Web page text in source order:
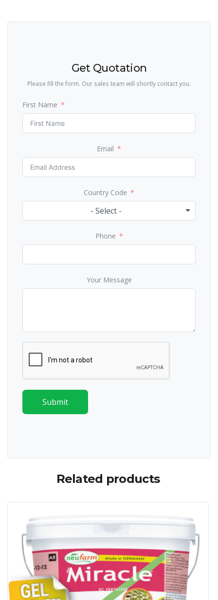
Get Quotation
Please fill the form. Our sales team will shortly contact you.
First Name
Email
Country Code
- Select -
Phone
Your Message
Submit
Related products